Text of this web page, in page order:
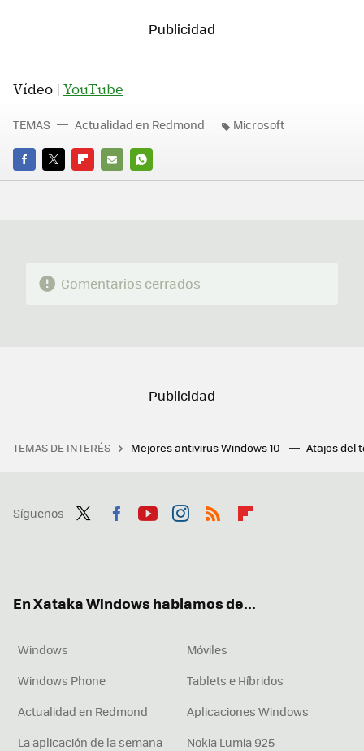
Vídeo | YouTube
FACEBOOK
TWITTERFLIPBOARD
E-
WHATSAPP
TEMAS Actualidad en Redmond Microsoft
Comentarios cerrados
TEMAS DE INTERÉS Mejores antivirus Windows 10 Atajos del
Síguenos
En Xataka Windows hablamos de...
Windows
Móviles
Windows Phone
Tablets e Híbridos
Actualidad en Redmond
Aplicaciones Windows
La aplicación de la semana
Nokia Lumia 925